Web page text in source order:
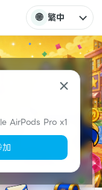
🌐 繁中
×
AirPods Pro x1